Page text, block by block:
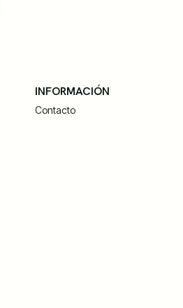
INFORMACIÓN
Contacto